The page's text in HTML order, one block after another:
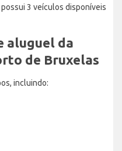
3 veículos disponíveis
aluguel da
de Bruxelas
incluindo: